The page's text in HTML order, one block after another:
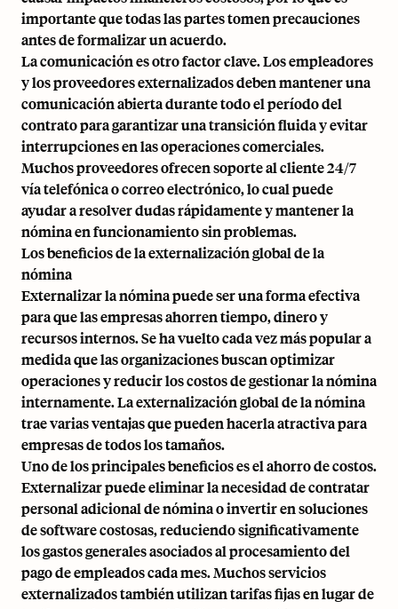
importante que todas las partes tomen precauciones
antes de formalizar un acuerdo.
La comunicación es otro factor clave. Los empleadores
y los proveedores externalizados deben mantener una
comunicación abierta durante todo el período del
contrato para garantizar una transición fluida y evitar
interrupciones en las operaciones comerciales.
Muchos proveedores ofrecen soporte al cliente 24/7
vía telefónica o correo electrónico, lo cual puede
ayudar a resolver dudas rápidamente y mantener la
nómina en funcionamiento sin problemas.
Los beneficios de la externalización global de la
nómina
Externalizar la nómina puede ser una forma efectiva
para que las empresas ahorren tiempo, dinero y
recursos internos. Se ha vuelto cada vez más popular a
medida que las organizaciones buscan optimizar
operaciones y reducir los costos de gestionar la nómina
internamente. La externalización global de la nómina
trae varias ventajas que pueden hacerla atractiva para
empresas de todos los tamaños.
Uno de los principales beneficios es el ahorro de costos.
Externalizar puede eliminar la necesidad de contratar
personal adicional de nómina o invertir en soluciones
de software costosas, reduciendo significativamente
los gastos generales asociados al procesamiento del
pago de empleados cada mes. Muchos servicios
externalizados también utilizan tarifas fijas en lugar de